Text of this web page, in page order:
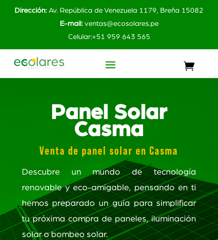
Dirección: Av. República de Venezuela 1179, Breña 15082
E-mail: ventas@ecosolares.pe
Celular:+51 959 643 565
Panel Solar
Casma
Venta de panel solar en Casma
Descubre un mundo de tecnología
renovable y eco-amigable, pensando en ti
hemos preparado un guía para simplificar
tu próxima compra de paneles, iluminación
solar o bombeo solar.